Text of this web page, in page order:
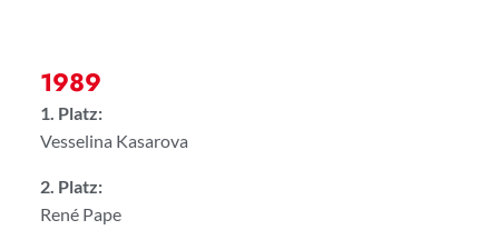
1989
1. Platz:
Vesselina Kasarova
2. Platz:
René Pape